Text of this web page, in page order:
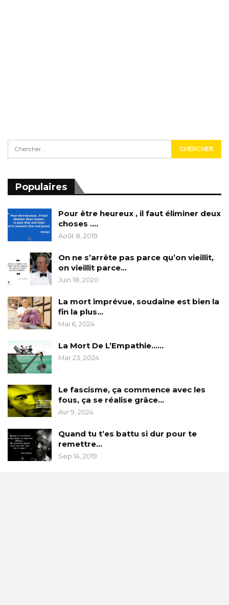
Populaires
Pour être heureux , il faut éliminer deux
choses ….
Août 8, 2019
On ne s’arrête pas parce qu’on vieillit,
on vieillit parce…
Juin 18, 2020
La mort imprévue, soudaine est bien la
fin la plus…
Mai 6, 2024
La Mort De L’Empathie……
Mar 23, 2024
Le fascisme, ça commence avec les
fous, ça se réalise grâce…
Avr 9, 2024
Quand tu t’es battu si dur pour te
remettre…
Sep 14, 2019